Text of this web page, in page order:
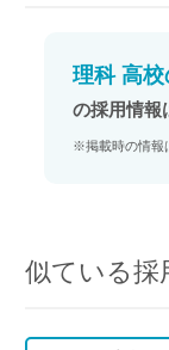
理科 高校
の採用情報
※掲載時の情報
似ている採